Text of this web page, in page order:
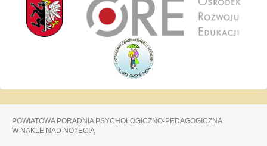
POWIATOWA PORADNIA PSYCHOLOGICZNO-PEDAGOGICZNA
W NAKLE NAD NOTECIĄ